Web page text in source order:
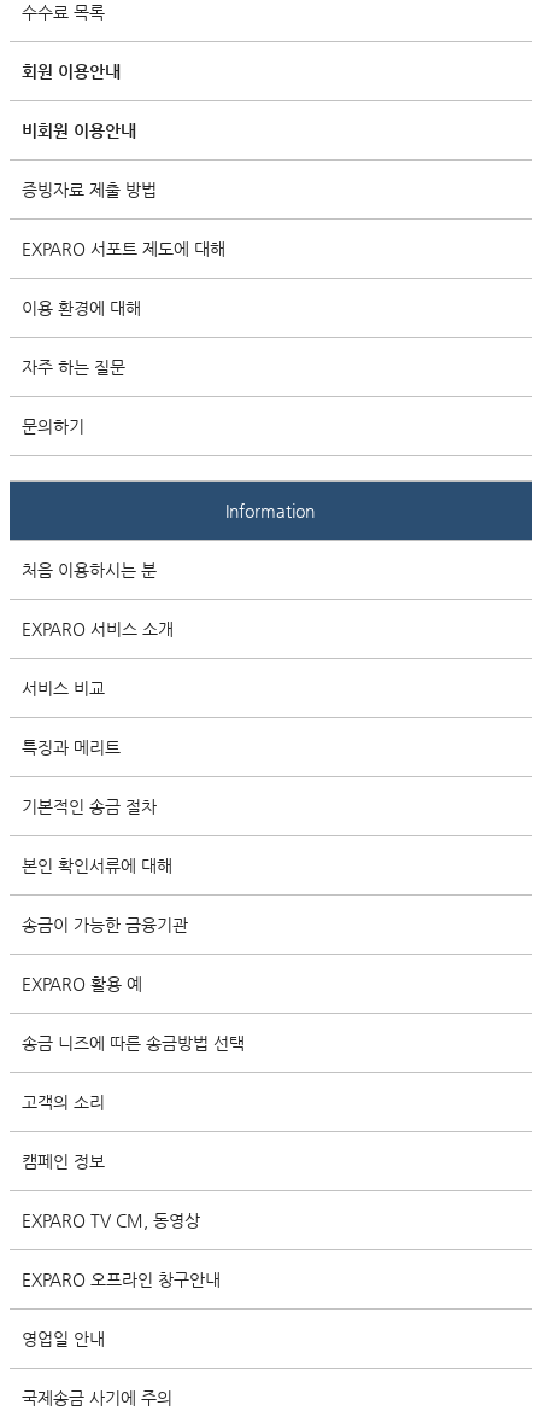
수수료 목록
회원 이용안내
비회원 이용안내
증빙자료 제출 방법
EXPARO 서포트 제도에 대해
이용 환경에 대해
자주 하는 질문
문의하기
Information
처음 이용하시는 분
EXPARO 서비스 소개
서비스 비교
특징과 메리트
기본적인 송금 절차
본인 확인서류에 대해
송금이 가능한 금융기관
EXPARO 활용 예
송금 니즈에 따른 송금방법 선택
고객의 소리
캠페인 정보
EXPARO TV CM, 동영상
EXPARO 오프라인 창구안내
영업일 안내
국제송금 사기에 주의